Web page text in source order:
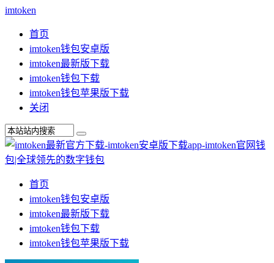
imtoken
首页
imtoken钱包安卓版
imtoken最新版下载
imtoken钱包下载
imtoken钱包苹果版下载
关闭
首页
imtoken钱包安卓版
imtoken最新版下载
imtoken钱包下载
imtoken钱包苹果版下载